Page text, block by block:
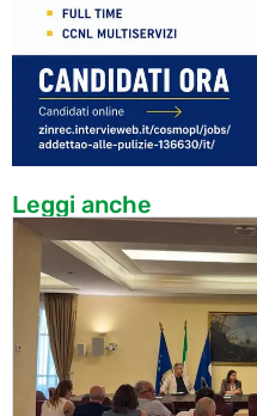
Leggi anche